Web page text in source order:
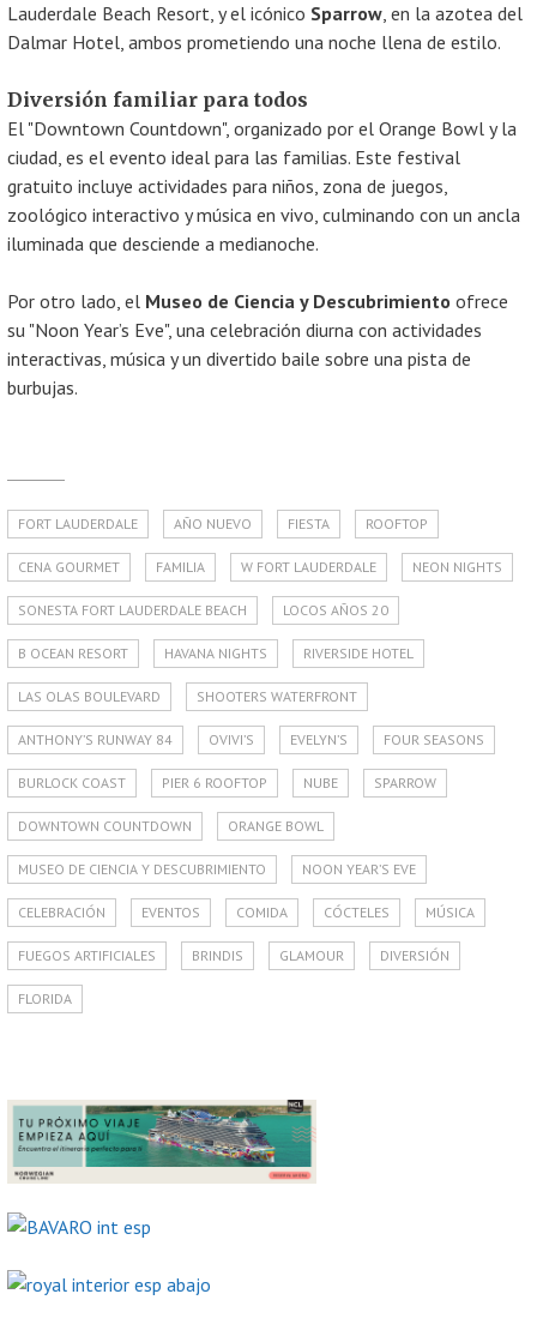
Lauderdale Beach Resort, y el icónico Sparrow, en la azotea del
Dalmar Hotel, ambos prometiendo una noche llena de estilo.
Diversión familiar para todos
El "Downtown Countdown", organizado por el Orange Bowl y la
ciudad, es el evento ideal para las familias. Este festival
gratuito incluye actividades para niños, zona de juegos,
zoológico interactivo y música en vivo, culminando con un ancla
iluminada que desciende a medianoche.
Por otro lado, el Museo de Ciencia y Descubrimiento ofrece
su "Noon Year’s Eve", una celebración diurna con actividades
interactivas, música y un divertido baile sobre una pista de
burbujas.
FORT LAUDERDALE AÑO NUEVO FIESTA ROOFTOP
CENA GOURMET FAMILIA W FORT LAUDERDALE NEON NIGHTS
SONESTA FORT LAUDERDALE BEACH LOCOS AÑOS 20
B OCEAN RESORT HAVANA NIGHTS RIVERSIDE HOTEL
LAS OLAS BOULEVARD SHOOTERS WATERFRONT
ANTHONY’S RUNWAY 84 OVIVI’S EVELYN’S FOUR SEASONS
BURLOCK COAST PIER 6 ROOFTOP NUBE SPARROW
DOWNTOWN COUNTDOWN ORANGE BOWL
MUSEO DE CIENCIA Y DESCUBRIMIENTO NOON YEAR’S EVE
CELEBRACIÓN EVENTOS COMIDA CÓCTELES MÚSICA
FUEGOS ARTIFICIALES BRINDIS GLAMOUR DIVERSIÓN
FLORIDA